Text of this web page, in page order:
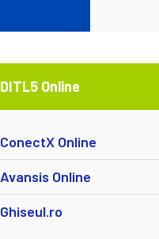
DITL5 Online
ConectX Online
Avansis Online
Ghiseul.ro